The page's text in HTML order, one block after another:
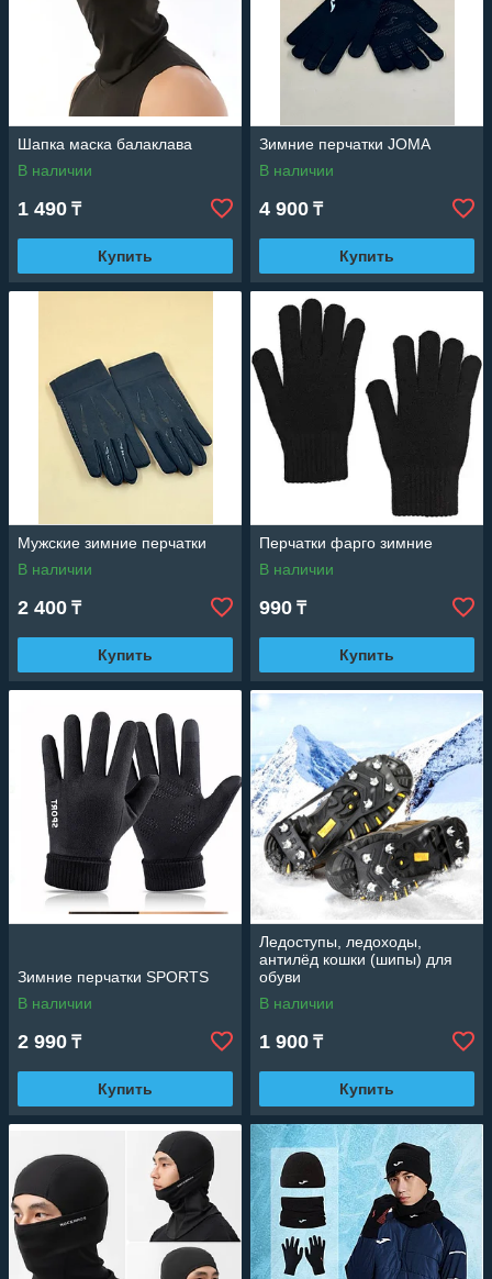
Шапка маска балаклава
В наличии
1 490 ₸
Купить
Зимние перчатки JOMA
В наличии
4 900 ₸
Купить
Мужские зимние перчатки
В наличии
2 400 ₸
Купить
Перчатки фарго зимние
В наличии
990 ₸
Купить
Зимние перчатки SPORTS
В наличии
2 990 ₸
Купить
Ледоступы, ледоходы,
антилёд кошки (шипы) для
обуви
В наличии
1 900 ₸
Купить